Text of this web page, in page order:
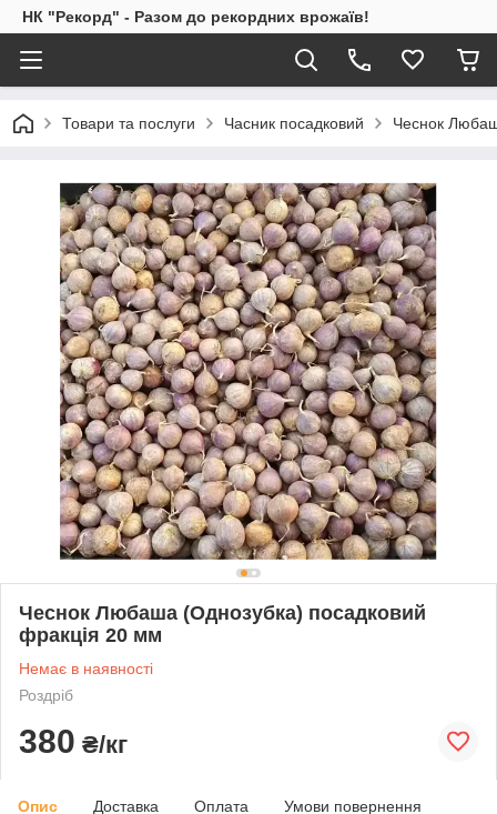
НК "Рекорд" - Разом до рекордних врожаїв!
Товари та послуги Часник посадковий Чеснок
Чеснок Любаша (Однозубка) посадковий
фракція 20 мм
Немає в наявності
Роздріб
380 ₴/кг
Опис Доставка Оплата Умови повернення